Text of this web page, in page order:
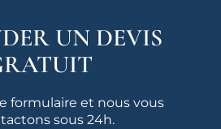
UN DEVIS
formulaire et nous vous
sous 24h.